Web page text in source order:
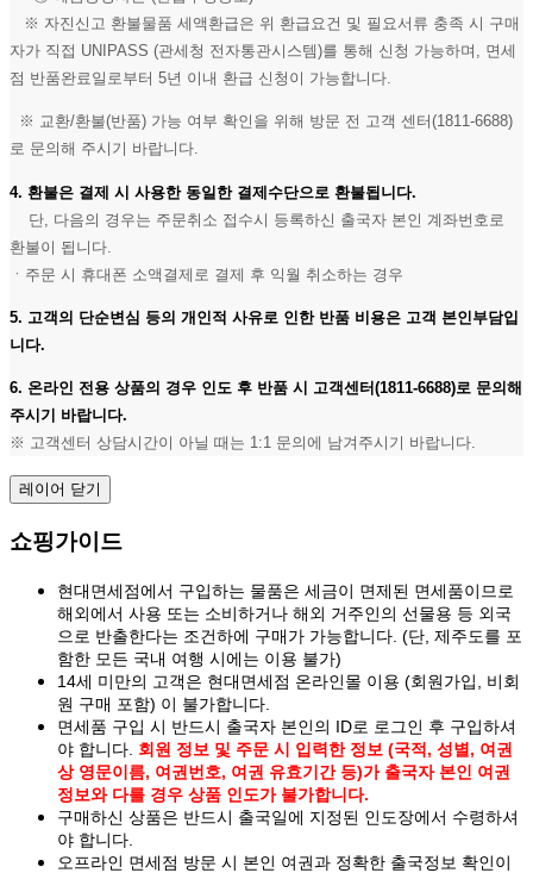
※ 자진신고 환불물품 세액환급은 위 환급요건 및 필요서류 충족 시 구매
자가 직접 UNIPASS (관세청 전자통관시스템)를 통해 신청 가능하며, 면세
점 반품완료일로부터 5년 이내 환급 신청이 가능합니다.
※ 교환/환불(반품) 가능 여부 확인을 위해 방문 전 고객 센터(1811-6688)
로 문의해 주시기 바랍니다.
4. 환불은 결제 시 사용한 동일한 결제수단으로 환불됩니다.
단, 다음의 경우는 주문취소 접수시 등록하신 출국자 본인 계좌번호로
환불이 됩니다.
ㆍ주문 시 휴대폰 소액결제로 결제 후 익월 취소하는 경우
5. 고객의 단순변심 등의 개인적 사유로 인한 반품 비용은 고객 본인부담입
니다.
6. 온라인 전용 상품의 경우 인도 후 반품 시 고객센터(1811-6688)로 문의해
주시기 바랍니다.
※ 고객센터 상담시간이 아닐 때는 1:1 문의에 남겨주시기 바랍니다.
레이어 닫기
쇼핑가이드
현대면세점에서 구입하는 물품은 세금이 면제된 면세품이므로
해외에서 사용 또는 소비하거나 해외 거주인의 선물용 등 외국
으로 반출한다는 조건하에 구매가 가능합니다. (단, 제주도를 포
함한 모든 국내 여행 시에는 이용 불가)
14세 미만의 고객은 현대면세점 온라인몰 이용 (회원가입, 비회
원 구매 포함) 이 불가합니다.
면세품 구입 시 반드시 출국자 본인의 ID로 로그인 후 구입하셔
야 합니다. 회원 정보 및 주문 시 입력한 정보 (국적, 성별, 여권
상 영문이름, 여권번호, 여권 유효기간 등)가 출국자 본인 여권
정보와 다를 경우 상품 인도가 불가합니다.
구매하신 상품은 반드시 출국일에 지정된 인도장에서 수령하셔
야 합니다.
오프라인 면세점 방문 시 본인 여권과 정확한 출국정보 확인이